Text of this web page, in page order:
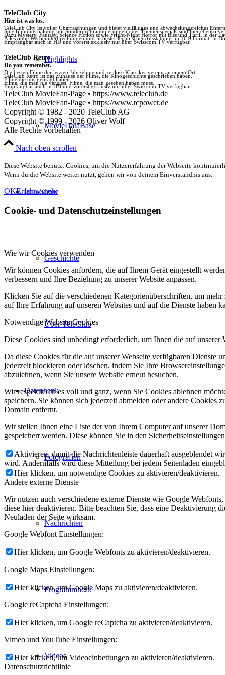
Highlights
MovieDataBase
Info-Show
Geschichte
Über TeleClub
Datenbank
Fotografien
Nachrichten
Programmhefte
Videos
TeleClub City
Hier ist was los.
TeleClub City ist voller Überraschungen und bietet vielfältiges und abwechslungsreiches
Spielfilmunterhaltung mit Sonderprogrammierungen oder Themenspecials sind hier ebenso
Dazu Mystery, Fantasy, Science Fiction sowie Fright-Night Horror mit Biss und Thrill in der
Alles ohne Werbeunterbrechungen und in bester technischer Ausstattung im 16:9 Format, in
Empfangbar auch in HD und vorerst exklusiv nur über Swisscom TV verfügbar.
TeleClub Retro
Do you remember.
Die besten Filme der letzten Jahrzehnte und zeitlose Klassiker vereint an einem Ort.
TeleClub Retro ist das Zuhause der Filme, die Kinogeschichte geschrieben haben.
Filme die uns geprägt haben.
Filme, die man nie vergisst. Filme, die man gesehen haben muss.
Empfangbar auch in HD und vorerst exklusiv nur über Swisscom TV verfügbar.
TeleClub MovieFan-Page • https://www.teleclub.de
TeleClub MovieFan-Page • https://www.tcpower.de
Copyright © 1982 - 2020 TeleClub AG
Copyright © 1999 - 2026 Oliver Wolf
Alle Rechte vorbehalten
Nach oben scrollen
Diese Website benutzt Cookies, um die Nutzererfahrung der Webseite
Wenn du die Website weiter nutzt, gehen wir von deinem Einverständnis aus.
OKErfahre mehr
Cookie- und Datenschutzeinstellungen
Wie wir Cookies verwenden
Wir können Cookies anfordern, die auf Ihrem Gerät eingestellt
verbessern und Ihre Beziehung zu unserer Website anpassen.
Klicken Sie auf die verschiedenen Kategorienüberschriften, um
auf Ihre Erfahrung auf unseren Websites und auf die Dienste haben
Notwendige Website Cookies
Diese Cookies sind unbedingt erforderlich, um Ihnen die auf
Da diese Cookies für die auf unserer Webseite verfügbaren
jederzeit blockieren oder löschen, indem Sie Ihre
abzulehnen, wenn Sie unsere Website erneut besuchen.
Wir respektieren es voll und ganz, wenn Sie Cookies ablehnen
speichern. Sie können sich jederzeit abmelden oder andere Cookies
Domain entfernt.
Wir stellen Ihnen eine Liste der von Ihrem Computer auf unserer
gespeichert werden. Diese können Sie in den
Aktivieren, damit die Nachrichtenleiste dauerhaft ausgeblendet
wird. Andernfalls wird diese Mitteilung bei jedem Seitenladen
Hier klicken, um notwendige Cookies zu aktivieren/deaktivieren.
Andere externe Dienste
Wir nutzen auch verschiedene externe Dienste wie Google
diese hier deaktivieren. Bitte beachten Sie, dass eine Deaktivierung
Neuladen der Seite wirksam.
Google Webfont Einstellungen:
Hier klicken, um Google Webfonts zu aktivieren/deaktivieren.
Google Maps Einstellungen:
Hier klicken, um Google Maps zu aktivieren/deaktivieren.
Google reCaptcha Einstellungen:
Hier klicken, um Google reCaptcha zu aktivieren/deaktivieren.
Vimeo und YouTube Einstellungen:
Hier klicken, um Videoeinbettungen zu aktivieren/deaktivieren.
Datenschutzrichtlinie